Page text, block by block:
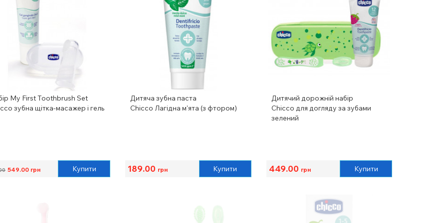
My First Toothbrush Set
зубна щітка-масажер і гель
549.00 грн Купити
Дитяча зубна паста
Chicco Лагідна м'ята (з фтором)
189.00 грн Купити
Дитячий дорожній набір
Chicco для догляду за зубами
зелений
449.00 грн Купити